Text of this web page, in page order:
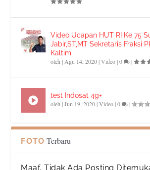
Video Ucapan HUT RI Ke 75
Jabir,ST,MT Sekretaris Fraksi
Kaltim
oleh| Agu 14, 2020|Video|0 |
test Indosat 4g+
oleh|Jun 19, 2020|Video|0 |
FOTO Terbaru
Maaf, Tidak Ada Posting